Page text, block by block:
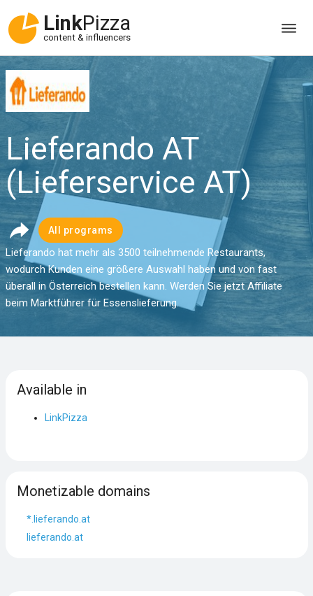
LinkPizza
content & influencers
Lieferando AT
(Lieferservice AT)
All programs
Lieferando hat mehr als 3500 teilnehmende Restaurants,
wodurch Kunden eine größere Auswahl haben und von fast
überall in Österreich bestellen kann. Werden Sie jetzt Affiliate
beim Marktführer für Essenslieferung.
Available in
LinkPizza
Monetizable domains
*.lieferando.at
lieferando.at